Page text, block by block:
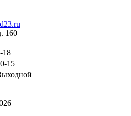
160
18
15